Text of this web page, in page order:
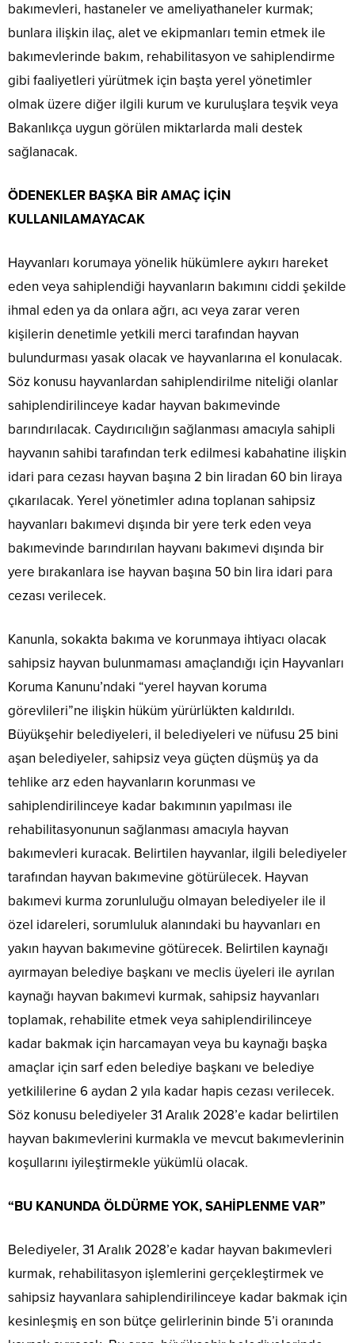
bakımevleri, hastaneler ve ameliyathaneler kurmak;
bunlara ilişkin ilaç, alet ve ekipmanları temin etmek ile
bakımevlerinde bakım, rehabilitasyon ve sahiplendirme
gibi faaliyetleri yürütmek için başta yerel yönetimler
olmak üzere diğer ilgili kurum ve kuruluşlara teşvik veya
Bakanlıkça uygun görülen miktarlarda mali destek
sağlanacak.
ÖDENEKLER BAŞKA BİR AMAÇ İÇİN
KULLANILAMAYACAK
Hayvanları korumaya yönelik hükümlere aykırı hareket
eden veya sahiplendiği hayvanların bakımını ciddi şekilde
ihmal eden ya da onlara ağrı, acı veya zarar veren
kişilerin denetimle yetkili merci tarafından hayvan
bulundurması yasak olacak ve hayvanlarına el konulacak.
Söz konusu hayvanlardan sahiplendirilme niteliği olanlar
sahiplendirilinceye kadar hayvan bakımevinde
barındırılacak. Caydırıcılığın sağlanması amacıyla sahipli
hayvanın sahibi tarafından terk edilmesi kabahatine ilişkin
idari para cezası hayvan başına 2 bin liradan 60 bin liraya
çıkarılacak. Yerel yönetimler adına toplanan sahipsiz
hayvanları bakımevi dışında bir yere terk eden veya
bakımevinde barındırılan hayvanı bakımevi dışında bir
yere bırakanlara ise hayvan başına 50 bin lira idari para
cezası verilecek.
Kanunla, sokakta bakıma ve korunmaya ihtiyacı olacak
sahipsiz hayvan bulunmaması amaçlandığı için Hayvanları
Koruma Kanunu’ndaki “yerel hayvan koruma
görevlileri”ne ilişkin hüküm yürürlükten kaldırıldı.
Büyükşehir belediyeleri, il belediyeleri ve nüfusu 25 bini
aşan belediyeler, sahipsiz veya güçten düşmüş ya da
tehlike arz eden hayvanların korunması ve
sahiplendirilinceye kadar bakımının yapılması ile
rehabilitasyonunun sağlanması amacıyla hayvan
bakımevleri kuracak. Belirtilen hayvanlar, ilgili belediyeler
tarafından hayvan bakımevine götürülecek. Hayvan
bakımevi kurma zorunluluğu olmayan belediyeler ile il
özel idareleri, sorumluluk alanındaki bu hayvanları en
yakın hayvan bakımevine götürecek. Belirtilen kaynağı
ayırmayan belediye başkanı ve meclis üyeleri ile ayrılan
kaynağı hayvan bakımevi kurmak, sahipsiz hayvanları
toplamak, rehabilite etmek veya sahiplendirilinceye
kadar bakmak için harcamayan veya bu kaynağı başka
amaçlar için sarf eden belediye başkanı ve belediye
yetkililerine 6 aydan 2 yıla kadar hapis cezası verilecek.
Söz konusu belediyeler 31 Aralık 2028’e kadar belirtilen
hayvan bakımevlerini kurmakla ve mevcut bakımevlerinin
koşullarını iyileştirmekle yükümlü olacak.
“BU KANUNDA ÖLDÜRME YOK, SAHİPLENME VAR”
Belediyeler, 31 Aralık 2028’e kadar hayvan bakımevleri
kurmak, rehabilitasyon işlemlerini gerçekleştirmek ve
sahipsiz hayvanlara sahiplendirilinceye kadar bakmak için
kesinleşmiş en son bütçe gelirlerinin binde 5’i oranında